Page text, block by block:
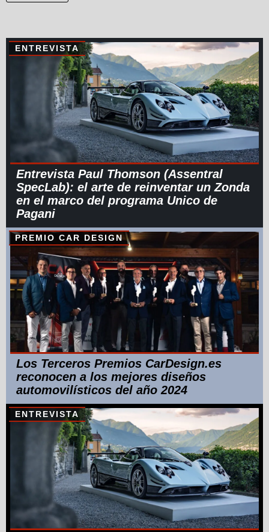
ENTREVISTA
Entrevista Paul Thomson (Assentral
SpecLab): el arte de reinventar un Zonda
en el marco del programa Unico de
Pagani
PREMIO CAR DESIGN
Los Terceros Premios CarDesign.es
reconocen a los mejores diseños
automovilísticos del año 2024
ENTREVISTA